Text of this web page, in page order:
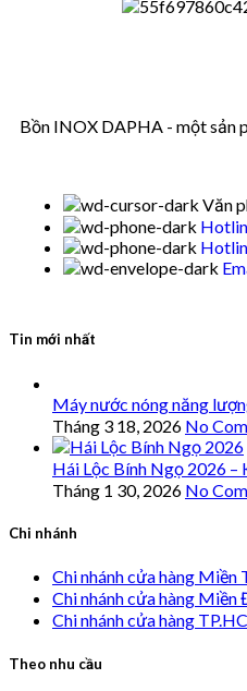
Bồn INOX DAPHA - một sản
Văn
Tin mới nhất
Máy nước nóng năng
Tháng 3 18, 2026 No
Hái Lộc Bính Ngọ 2026 –
Tháng 1 30, 2026 No
Chi nhánh
Chi nhánh cửa hàng Miền
Chi nhánh cửa hàng Miền
Chi nhánh cửa hàng
Theo nhu cầu